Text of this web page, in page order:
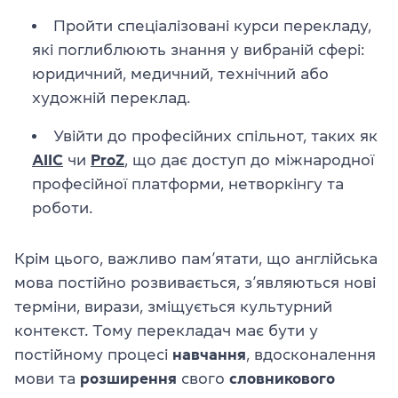
Пройти спеціалізовані курси перекладу,
які поглиблюють знання у вибраній сфері:
юридичний, медичний, технічний або
художній переклад.
Увійти до професійних спільнот, таких як
AIIC чи ProZ , що дає доступ до міжнародної
професійної платформи, нетворкінгу та
роботи.
Крім цього, важливо пам’ятати, що англійська
мова постійно розвивається, з’являються нові
терміни, вирази, зміщується культурний
контекст. Тому перекладач має бути у
постійному процесі навчання , вдосконалення
мови та розширення свого словникового